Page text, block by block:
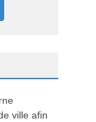
ville afin